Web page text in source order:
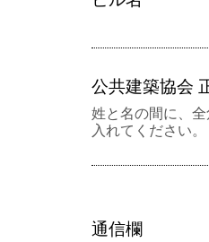
公共建築協会
姓と名の間に、
入れてください。
通信欄